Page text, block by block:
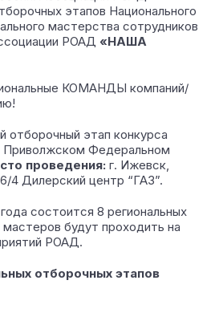
этапов Национального
мастерства сотрудников
РОАД «НАША
КОМАНДЫ компаний/
отборочный этап конкурса
Приволжском Федеральном
проведения: г. Ижевск,
4 Дилерский центр “ГАЗ”.
состоится 8 региональных
мастеров будут проходить на
РОАД.
отборочных этапов